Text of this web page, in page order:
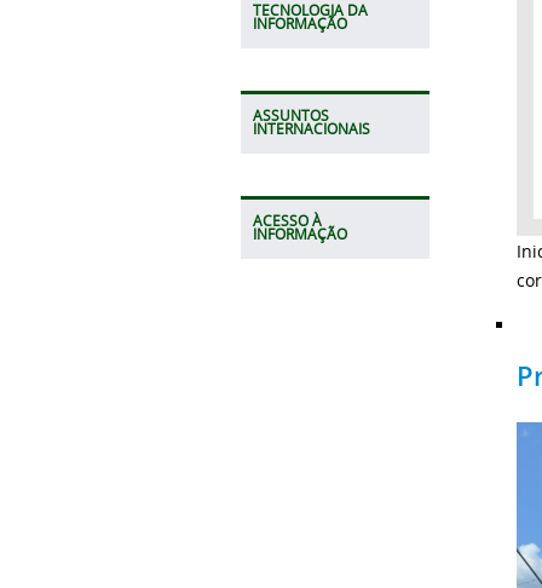
TECNOLOGIA DA
INFORMAÇÃO
ASSUNTOS
INTERNACIONAIS
ACESSO À
INFORMAÇÃO